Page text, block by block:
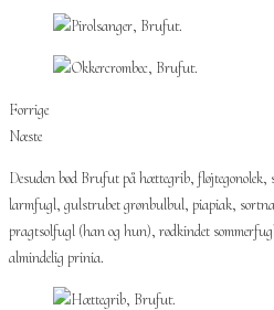
Forrige
Næste
Desuden bød Brufut på hættegrib,
larmfugl, gulstrubet grønbulbul, piapiak,
pragtsolfugl (han og hun), rødkindet
almindelig prinia.